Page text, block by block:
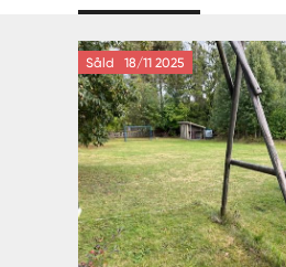
Såld 18/11 2025